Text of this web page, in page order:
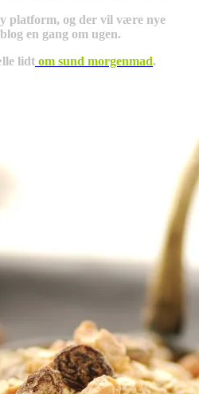
platform, og der vil være nye
en gang om ugen.
lidt om sund morgenmad.